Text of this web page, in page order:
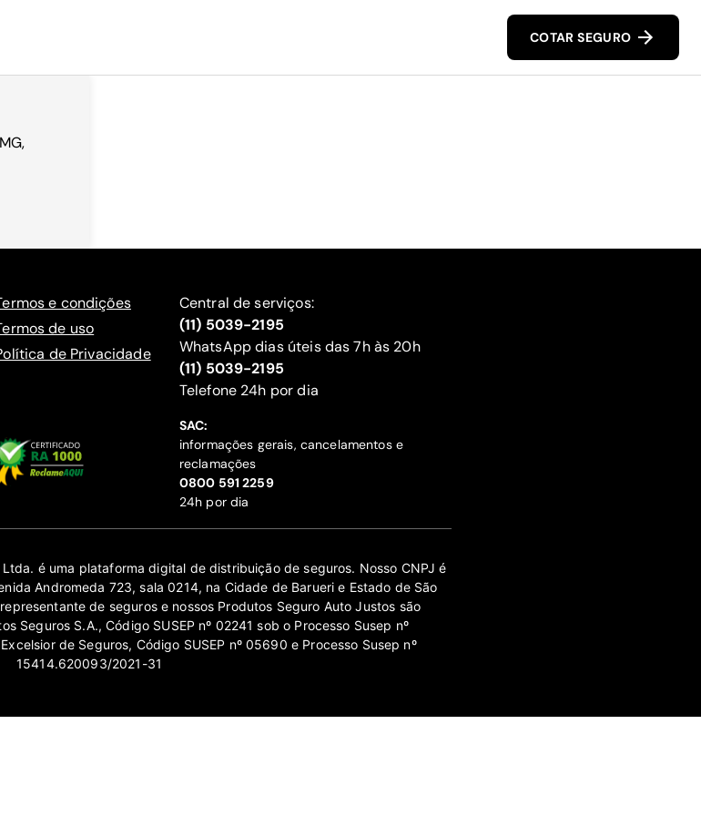
COTAR SEGURO
e condições
de uso
de Privacidade
Central de serviços:
(11) 5039-2195
WhatsApp dias úteis das 7h às 20h
(11) 5039-2195
‍Telefone 24h por dia
SAC:
informações gerais, cancelamentos e
reclamações
‍0800 591 2259
24h por dia
é uma plataforma digital de distribuição de seguros. Nosso CNPJ é
Andromeda 723, sala 0214, na Cidade de Barueri e Estado de São
de seguros e nossos Produtos Seguro Auto Justos são
Seguros S.A., Código SUSEP nº 02241 sob o Processo Susep nº
de Seguros, Código SUSEP nº 05690 e Processo Susep nº
15414.620093/2021-31